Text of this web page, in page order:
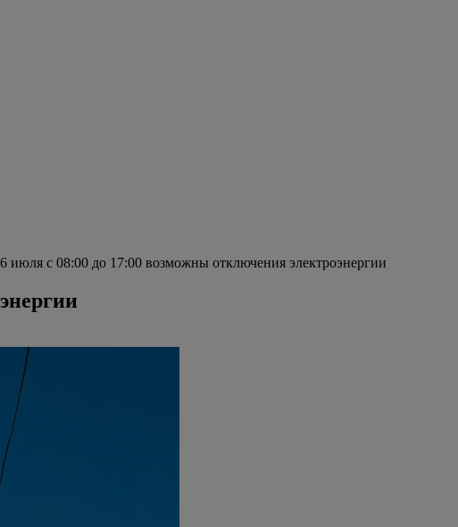
июля с 08:00 до 17:00 возможны отключения электроэнергии